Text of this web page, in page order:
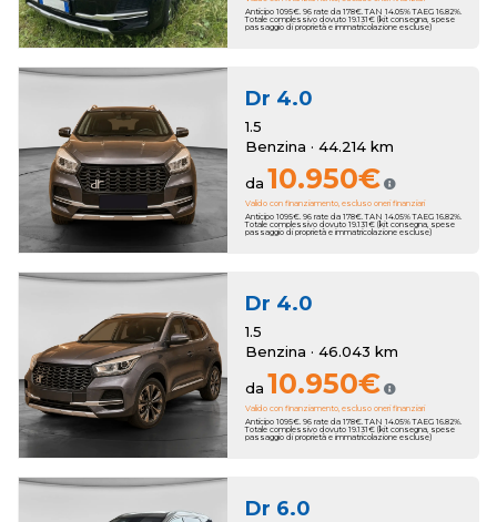
Anticipo 1095€. 96 rate da 178€. TAN 14.05% TAEG 16.82%.
Totale complessivo dovuto 19.131€ (kit consegna, spese
passaggio di proprietà e immatricolazione escluse)
Dr 4.0
1.5
Benzina · 44.214 km
da 10.950€
Valido con finanziamento, escluso oneri finanziari
Anticipo 1095€. 96 rate da 178€. TAN 14.05% TAEG 16.82%.
Totale complessivo dovuto 19.131€ (kit consegna, spese
passaggio di proprietà e immatricolazione escluse)
Dr 4.0
1.5
Benzina · 46.043 km
da 10.950€
Valido con finanziamento, escluso oneri finanziari
Anticipo 1095€. 96 rate da 178€. TAN 14.05% TAEG 16.82%.
Totale complessivo dovuto 19.131€ (kit consegna, spese
passaggio di proprietà e immatricolazione escluse)
Dr 6.0